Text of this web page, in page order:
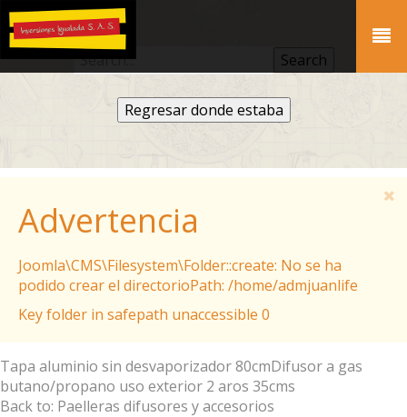
Regresar donde estaba
Advertencia
Joomla\CMS\Filesystem\Folder::create: No se ha
podido crear el directorioPath: /home/admjuanlife
Key folder in safepath unaccessible 0
Tapa aluminio sin desvaporizador 80cmDifusor a gas
butano/propano uso exterior 2 aros 35cms
Back to: Paelleras difusores y accesorios